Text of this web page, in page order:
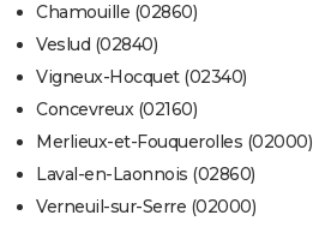
Chamouille (02860)
Veslud (02840)
Vigneux-Hocquet (02340)
Concevreux (02160)
Merlieux-et-Fouquerolles (02000)
Laval-en-Laonnois (02860)
Verneuil-sur-Serre (02000)